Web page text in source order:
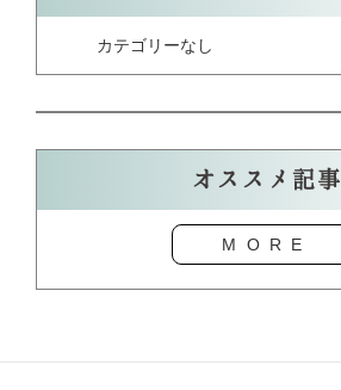
カテゴリーなし
オススメ記事
MORE